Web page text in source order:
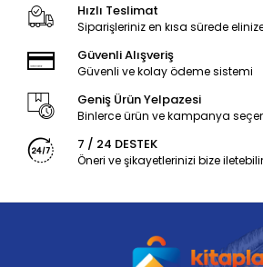
Hızlı Teslimat
Siparişleriniz en kısa sürede
Güvenli Alışveriş
Güvenli ve kolay ödeme sistemi
Geniş Ürün Yelpazesi
Binlerce ürün ve kampanya
7 / 24 DESTEK
Öneri ve şikayetlerinizi bize